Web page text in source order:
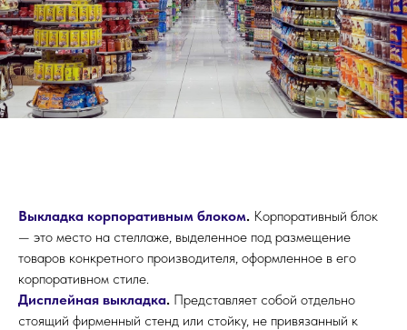
Выкладка корпоративным блоком. Корпоративный блок
— это место на стеллаже, выделенное под размещение
товаров конкретного производителя, оформленное в его
корпоративном стиле.
Дисплейная выкладка. Представляет собой отдельно
стоящий фирменный стенд или стойку, не привязанный к